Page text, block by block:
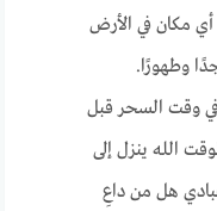
مكان في الأرض
وطهورًا.
وقت السحر قبل
الله ينزل إلى
هل من داعِ